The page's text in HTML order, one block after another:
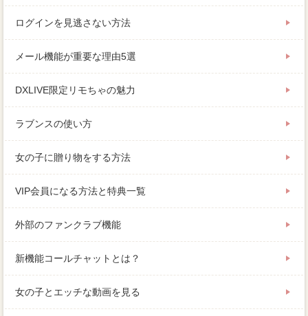
ログインを見逃さない方法
メール機能が重要な理由5選
DXLIVE限定リモちゃの魅力
ラブンスの使い方
女の子に贈り物をする方法
VIP会員になる方法と特典一覧
外部のファンクラブ機能
新機能コールチャットとは？
女の子とエッチな動画を見る